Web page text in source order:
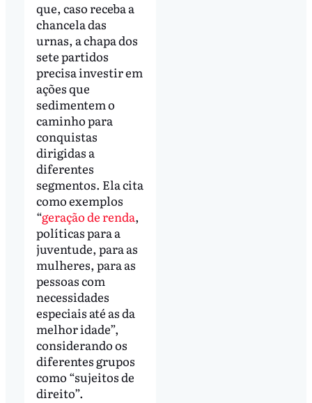
que, caso receba a
chancela das
urnas, a chapa dos
sete partidos
precisa investir em
ações que
sedimentem o
caminho para
conquistas
dirigidas a
diferentes
segmentos. Ela cita
como exemplos
“geração de renda,
políticas para a
juventude, para as
mulheres, para as
pessoas com
necessidades
especiais até as da
melhor idade”,
considerando os
diferentes grupos
como “sujeitos de
direito”.